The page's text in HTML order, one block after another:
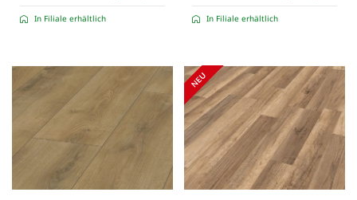
In Filiale erhältlich In Filiale erhältlich